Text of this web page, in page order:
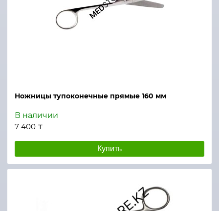
Ножницы тупоконечные прямые 160 мм
В наличии
7 400 ₸
Купить